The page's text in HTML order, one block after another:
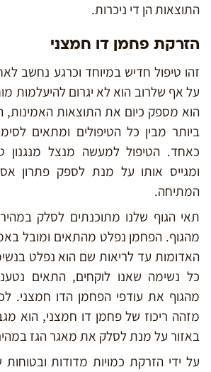
התוצאות הן די ניכרות.
הזרקת פחמן דו חמצני
זהו טיפול חדיש במיוחד וכרגע נחשב
על אף שלרוב הוא לא יגרום להיעלמות
הוא מספק כיום את התוצאות האמינות,
ביותר מבין כל הטיפולים ומתאים
כאחד. הטיפול למעשה מנצל מנגנון
ומגייס אותו על מנת לספק פתרון
המתיחה.
תאי הגוף שלנו מתוכנתים לסלק
מהגוף. הפחמן נפלט מהתאים ומובל
האדומות עד לריאות שם הוא נפלט
כל נשימה שאנו לוקחים, התאים
מהגוף את עודפי הפחמן הדו חמצני.
מזהה ריכוז של פחמן דו חמצני, הוא
באזור על מנת לסלק את מאגר הגז
על ידי הזרקת כמויות מדודות